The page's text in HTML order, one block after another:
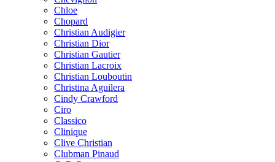
Chloe
Chopard
Christian Audigier
Christian Dior
Christian Gautier
Christian Lacroix
Christian Louboutin
Christina Aguilera
Cindy Crawford
Ciro
Classico
Clinique
Clive Christian
Clubman Pinaud